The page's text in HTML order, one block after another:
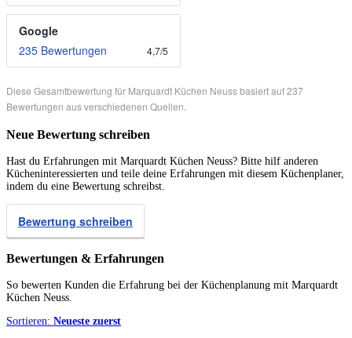
Google
235 Bewertungen
4,7/5
Diese Gesamtbewertung für Marquardt Küchen Neuss basiert auf 237
Bewertungen aus verschiedenen Quellen.
Neue Bewertung schreiben
Hast du Erfahrungen mit Marquardt Küchen Neuss? Bitte hilf anderen
Kücheninteressierten und teile deine Erfahrungen mit diesem Küchenplaner,
indem du eine Bewertung schreibst.
Bewertung schreiben
Bewertungen & Erfahrungen
So bewerten Kunden die Erfahrung bei der Küchenplanung mit Marquardt
Küchen Neuss.
Sortieren: Neueste zuerst